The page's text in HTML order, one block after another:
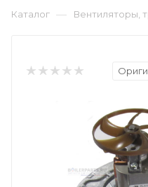
Каталог — Вентиляторы,